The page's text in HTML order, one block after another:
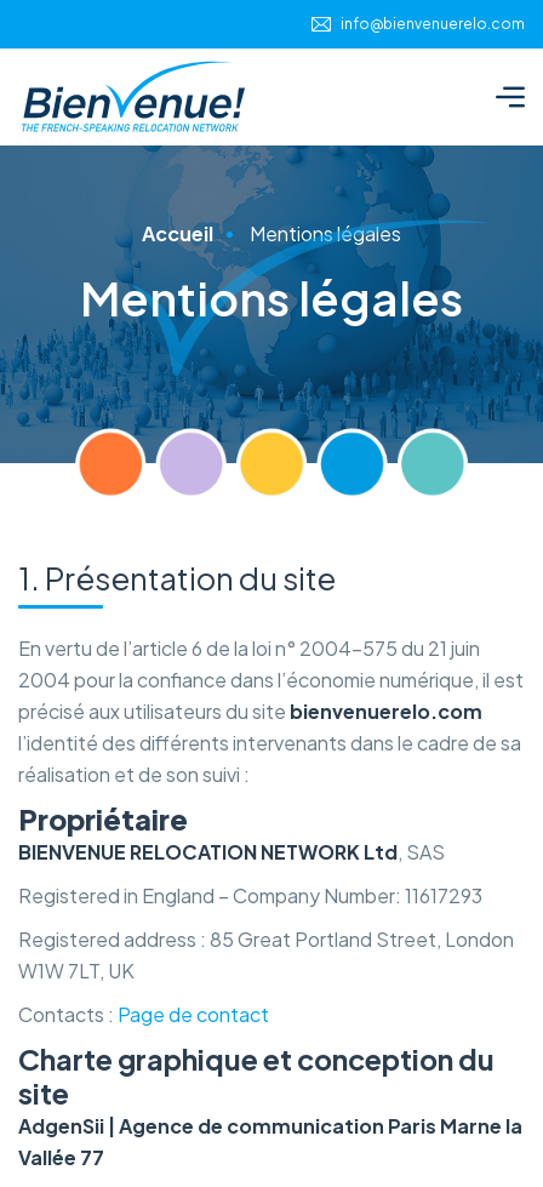
info@bienvenuerelo.com
Accueil Mentions légales
Mentions légales
1. Présentation du site
En vertu de l’article 6 de la loi n° 2004-575 du 21 juin
2004 pour la confiance dans l’économie numérique, il est
précisé aux utilisateurs du site bienvenuerelo.com
l’identité des différents intervenants dans le cadre de sa
réalisation et de son suivi :
Propriétaire
BIENVENUE RELOCATION NETWORK Ltd, SAS
Registered in England – Company Number: 11617293
Registered address : 85 Great Portland Street, London
W1W 7LT, UK
Contacts : Page de contact
Charte graphique et conception du
site
AdgenSii | Agence de communication Paris Marne la
Vallée 77